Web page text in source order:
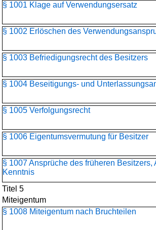
§ 1001 Klage auf Verwendungsersatz
§ 1002 Erlöschen des
§ 1003 Befriedigungsrecht des Besitzers
§ 1004 Beseitigungs- und
§ 1005 Verfolgungsrecht
§ 1006 Eigentumsvermutung für Besitzer
§ 1007 Ansprüche des früheren Besitzers,
Kenntnis
Titel 5
Miteigentum
§ 1008 Miteigentum nach Bruchteilen